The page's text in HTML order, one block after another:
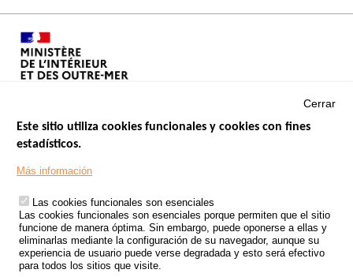
Footer
TRATAMIENTO DE DATOS PERSONALES PROCEDENTES DE
ACCIDENTES DE TRÁFICO
ESTUDIOS
CONVOCATORIA DE PROYECTOS DE ESTUDIOS
Cerrar
Este sitio utiliza cookies funcionales y cookies con fines
estadísticos.
Más información
Las cookies funcionales son esenciales
Las cookies funcionales son esenciales porque permiten que el sitio
funcione de manera óptima. Sin embargo, puede oponerse a ellas y
eliminarlas mediante la configuración de su navegador, aunque su
experiencia de usuario puede verse degradada y esto será efectivo
para todos los sitios que visite.